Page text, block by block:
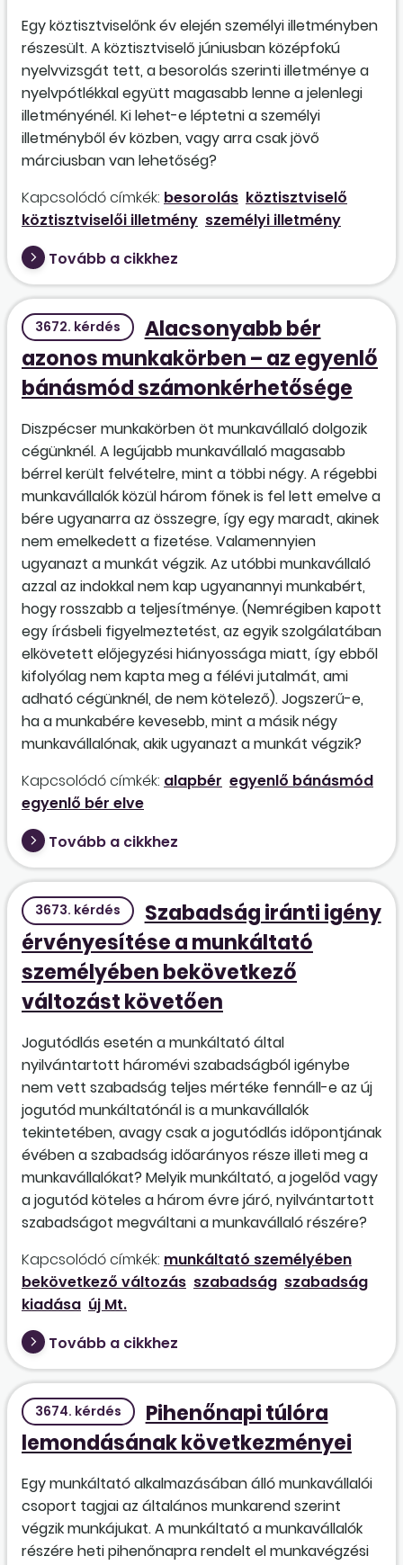
Egy köztisztviselőnk év elején személyi illetményben
részesült. A köztisztviselő júniusban középfokú
nyelvvizsgát tett, a besorolás szerinti illetménye a
nyelvpótlékkal együtt magasabb lenne a jelenlegi
illetményénél. Ki lehet-e léptetni a személyi
illetményből év közben, vagy arra csak jövő
márciusban van lehetőség?
Kapcsolódó címkék: besorolás köztisztviselő
köztisztviselői illetmény személyi illetmény
Tovább a cikkhez
3672. kérdés
Alacsonyabb bér
azonos munkakörben – az egyenlő
bánásmód számonkérhetősége
Diszpécser munkakörben öt munkavállaló dolgozik
cégünknél. A legújabb munkavállaló magasabb
bérrel került felvételre, mint a többi négy. A régebbi
munkavállalók közül három főnek is fel lett emelve a
bére ugyanarra az összegre, így egy maradt, akinek
nem emelkedett a fizetése. Valamennyien
ugyanazt a munkát végzik. Az utóbbi munkavállaló
azzal az indokkal nem kap ugyanannyi munkabért,
hogy rosszabb a teljesítménye. (Nemrégiben kapott
egy írásbeli figyelmeztetést, az egyik szolgálatában
elkövetett előjegyzési hiányossága miatt, így ebből
kifolyólag nem kapta meg a félévi jutalmát, ami
adható cégünknél, de nem kötelező). Jogszerű-e,
ha a munkabére kevesebb, mint a másik négy
munkavállalónak, akik ugyanazt a munkát végzik?
Kapcsolódó címkék: alapbér egyenlő bánásmód
egyenlő bér elve
Tovább a cikkhez
3673. kérdés
Szabadság iránti igény
érvényesítése a munkáltató
személyében bekövetkező
változást követően
Jogutódlás esetén a munkáltató által
nyilvántartott háromévi szabadságból igénybe
nem vett szabadság teljes mértéke fennáll-e az új
jogutód munkáltatónál is a munkavállalók
tekintetében, avagy csak a jogutódlás időpontjának
évében a szabadság időarányos része illeti meg a
munkavállalókat? Melyik munkáltató, a jogelőd vagy
a jogutód köteles a három évre járó, nyilvántartott
szabadságot megváltani a munkavállaló részére?
Kapcsolódó címkék: munkáltató személyében
bekövetkező változás szabadság szabadság
kiadása új Mt.
Tovább a cikkhez
3674. kérdés
Pihenőnapi túlóra
lemondásának következményei
Egy munkáltató alkalmazásában álló munkavállalói
csoport tagjai az általános munkarend szerint
végzik munkájukat. A munkáltató a munkavállalók
részére heti pihenőnapra rendelt el munkavégzési